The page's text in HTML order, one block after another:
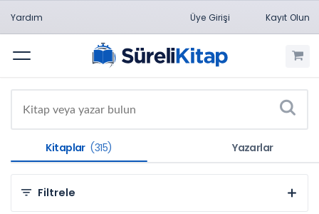
Yardım Üye Girişi Kayıt Olun
Menü
Kitaplar (315) Yazarlar
Filtrele